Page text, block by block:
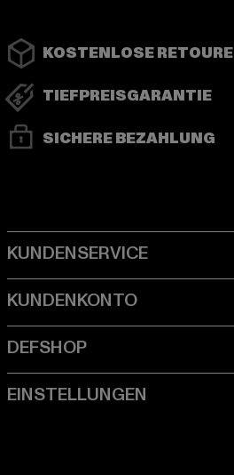
KOSTENLOSE RETOURE
TIEFPREISGARANTIE
SICHERE BEZAHLUNG